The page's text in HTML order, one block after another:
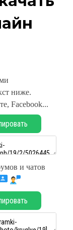
ниже.
Facebook...
и чатов